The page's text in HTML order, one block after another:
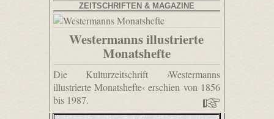
ZEITSCHRIFTEN & MAGAZINE
Westermanns illustrierte
Monatshefte
Die Kulturzeitschrift ›Westermanns
illustrierte Monatshefte‹ erschien von 1856
bis 1987.